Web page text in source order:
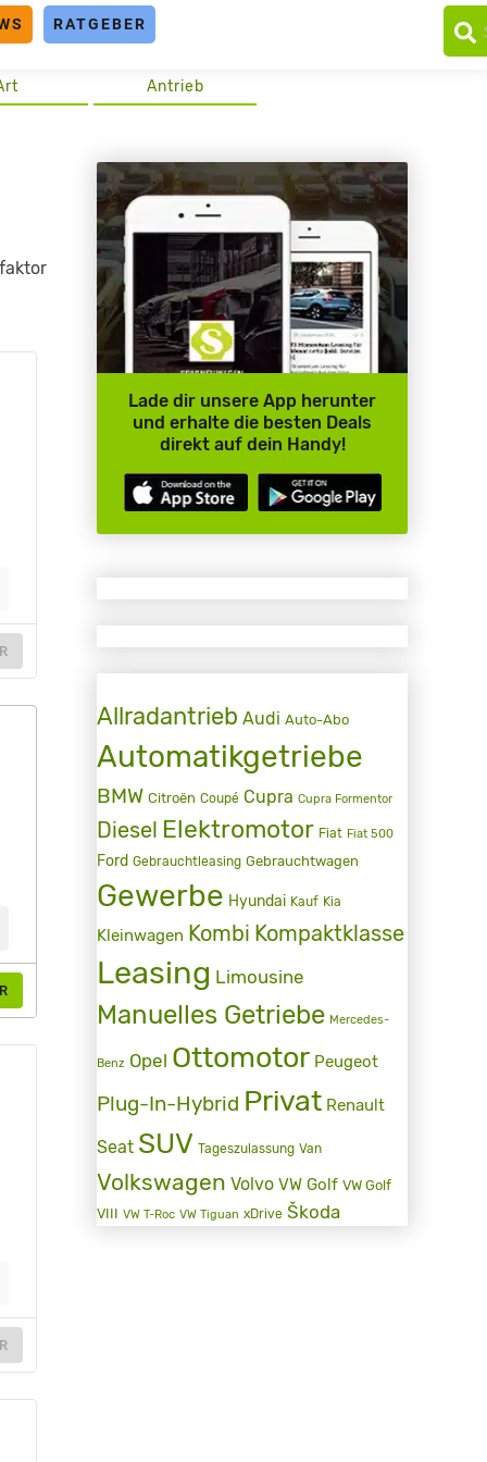
RATGEBER
Antrieb
Lade dir unsere App herunter
und erhalte die besten Deals
direkt auf dein Handy!
Allradantrieb Audi Auto-Abo
Automatikgetriebe
BMW Citroën Coupé Cupra Cupra Formentor
Diesel Elektromotor Fiat Fiat 500
Ford Gebrauchtleasing Gebrauchtwagen
Gewerbe Hyundai Kauf Kia
Kleinwagen Kombi Kompaktklasse
Leasing Limousine
Manuelles Getriebe Mercedes-
Benz Opel Ottomotor Peugeot
Plug-In-Hybrid Privat Renault
Seat SUV Tageszulassung Van
Volkswagen Volvo VW Golf VW Golf
VIII VW T-Roc VW Tiguan xDrive Škoda